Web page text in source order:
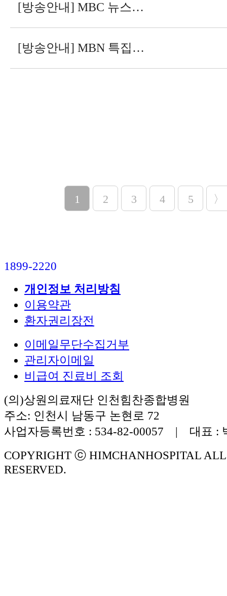
[방송안내] MBC 뉴스투데이 - 오늘도 건강
[방송안내] MBN 특집다큐H - 평생의 과제 당뇨병 극복의 열쇠
1 2 3 4 5 〉
1899-2220
개인정보 처리방침
이용약관
환자권리장전
이메일무단수집거부
관리자이메일
비급여 진료비 조회
(의)상원의료재단 인천힘찬종합병원
주소: 인천시 남동구 논현로 72
사업자등록번호 : 534-82-00057 | 대표 :
COPYRIGHT ⓒ HIMCHANHOSPITAL
RESERVED.